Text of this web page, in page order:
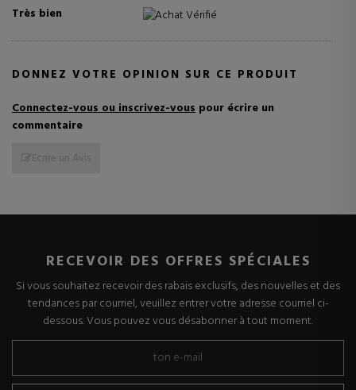
Très bien
Achat Vérifié
DONNEZ VOTRE OPINION SUR CE PRODUIT
Connectez-vous ou inscrivez-vous pour écrire un
commentaire
Ecrire un Avis
RECEVOIR DES OFFRES SPÉCIALES
Si vous souhaitez recevoir des rabais exclusifs, des nouvelles et des
tendances par courriel, veuillez entrer votre adresse courriel ci-
dessous. Vous pouvez vous désabonner à tout moment.